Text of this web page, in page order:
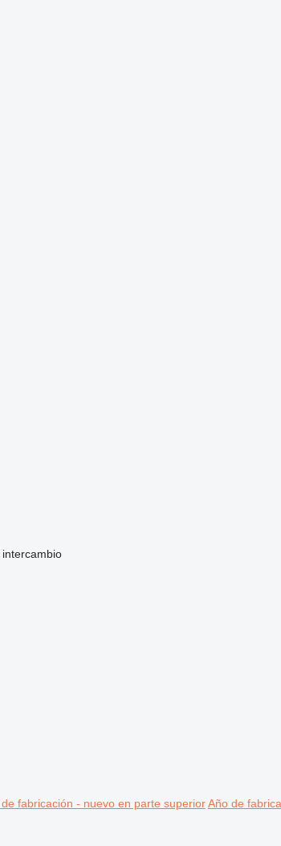
intercambio
fabricación - nuevo en parte superior Año de